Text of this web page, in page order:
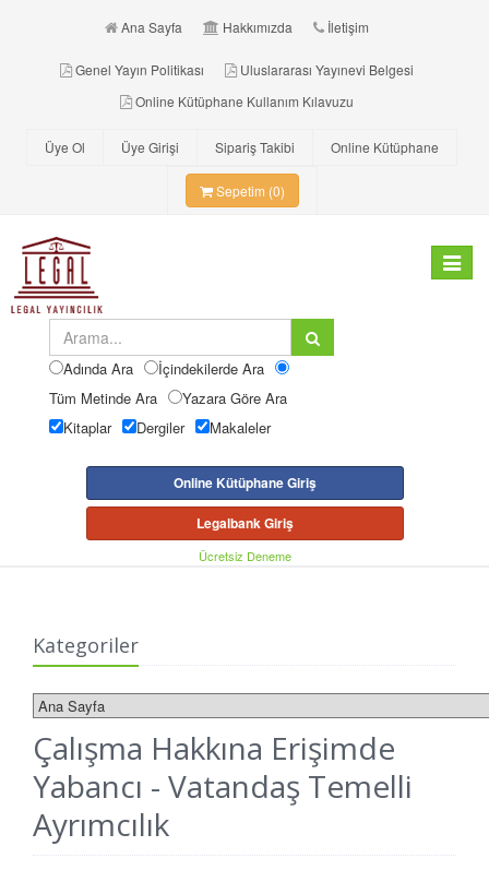
Ana Sayfa Hakkımızda İletişim
Genel Yayın Politikası
Uluslararası Yayınevi Belgesi
Online Kütüphane Kullanım Kılavuzu
Üye Ol Üye Girişi Sipariş Takibi Online Kütüphane
Sepetim (0)
Toggle
Adında Ara
İçindekilerde Ara
Tüm Metinde Ara
Yazara Göre Ara
Kitaplar
Dergiler Makaleler
Online Kütüphane Giriş
Legalbank Giriş
Ücretsiz Deneme
Kategoriler
Çalışma Hakkına Erişimde
Yabancı - Vatandaş Temelli
Ayrımcılık